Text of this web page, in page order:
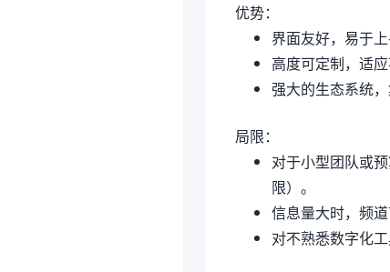
优势：
界面友好，易于上
高度可定制，适应
强大的生态系统，
局限：
对于小型团队或
限）。
信息量大时，频
对不熟悉数字化